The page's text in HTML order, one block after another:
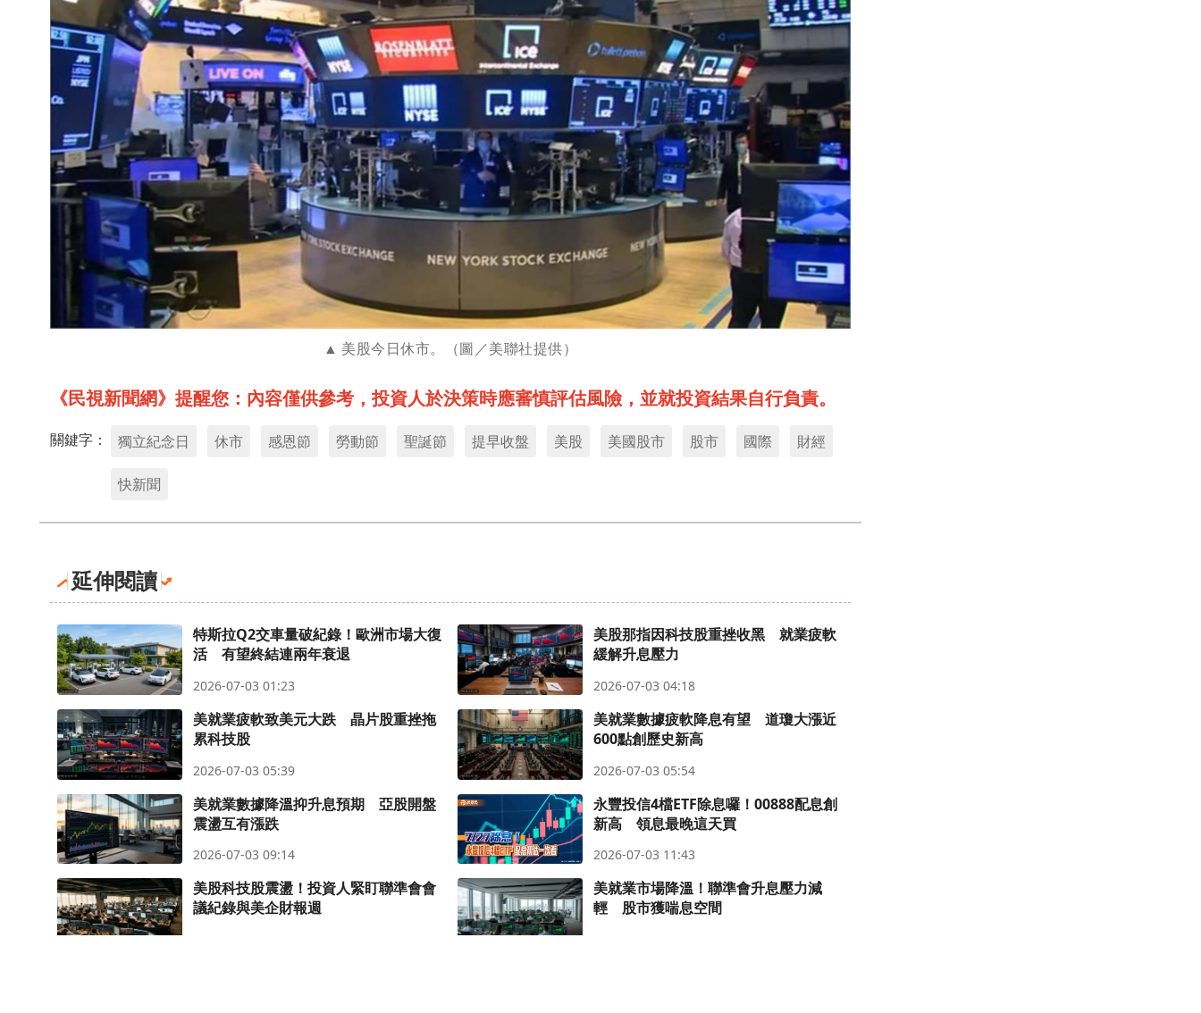
美股今日休市。（圖／美聯社提供）
《民視新聞網》提醒您：內容僅供參考，投資人於決策時應審慎評估風險，並就投資結果自行負責。
關鍵字： 獨立紀念日 休市 感恩節 勞動節 聖誕節 提早收盤 美股 美國股市 股市 國際 財經
快新聞
延伸閱讀
特斯拉Q2交車量破紀錄！歐洲市場大復
活 有望終結連兩年衰退
2026-07-03 01:23
美股那指因科技股重挫收黑 就業疲軟
緩解升息壓力
2026-07-03 04:18
美就業疲軟致美元大跌 晶片股重挫拖
累科技股
2026-07-03 05:39
美就業數據疲軟降息有望 道瓊大漲近
600點創歷史新高
2026-07-03 05:54
美就業數據降溫抑升息預期 亞股開盤
震盪互有漲跌
2026-07-03 09:14
永豐投信4檔ETF除息囉！00888配息創
新高 領息最晚這天買
2026-07-03 11:43
美股科技股震盪！投資人緊盯聯準會會
議紀錄與美企財報週
美就業市場降溫！聯準會升息壓力減
輕 股市獲喘息空間